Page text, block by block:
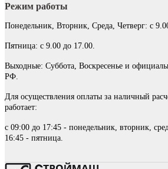
Режим работы
Понедельник, Вторник, Среда, Четверг: с
Пятница: с 9.00 до 17.00.
Выходные: Суббота, Воскресенье и
РФ.
Для осуществления оплаты за наличный
работает:
с 09:00 до 17:45 - понедельник, вторник,
16:45 - пятница.